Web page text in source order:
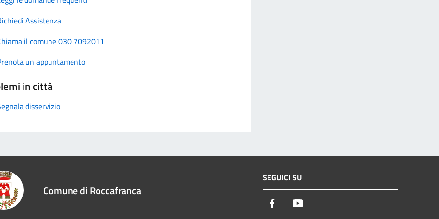
Assistenza
il comune 030 7092011
un appuntamento
in città
disservizio
Comune di Roccafranca
SEGUICI SU
Facebook